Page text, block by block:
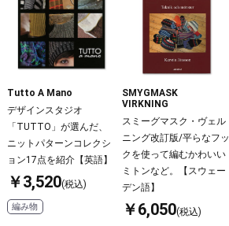
Tutto A Mano
デザインスタジオ
「TUTTO」が選んだ、
ニットパターンコレクシ
ョン17点を紹介【英語】
￥3,520(税込)
編み物
SMYGMASK
VIRKNING
スミーグマスク・ヴェル
ニング改訂版/平らなフッ
クを使って編むかわいい
ミトンなど。【スウェー
デン語】
￥6,050(税込)